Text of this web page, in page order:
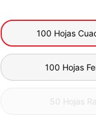
100 Hojas
100 Hojas
50 Hojas